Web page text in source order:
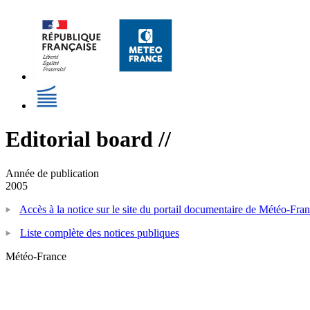
Editorial board //
Année de publication
2005
Accès à la notice sur le site du portail documentaire de Météo-
Liste complète des notices publiques
Météo-France